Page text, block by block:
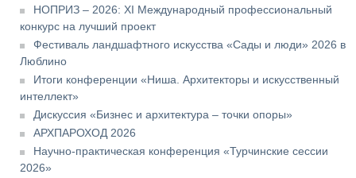
НОПРИЗ – 2026: XI Международный профессиональный
конкурс на лучший проект
Фестиваль ландшафтного искусства «Сады и люди» 2026 в
Люблино
Итоги конференции «Ниша. Архитекторы и искусственный
интеллект»
Дискуссия «Бизнес и архитектура – точки опоры»
АРХПАРОХОД 2026
Научно-практическая конференция «Турчинские сессии
2026»